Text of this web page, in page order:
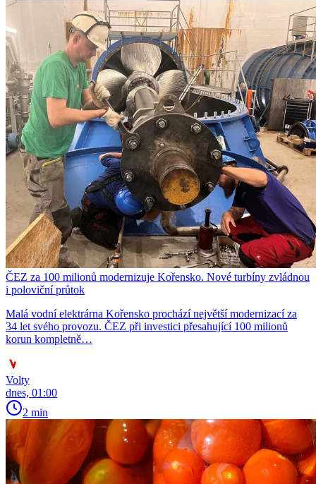
ČEZ za 100 milionů modernizuje Kořensko. Nové turbíny zvládnou
i poloviční průtok
Malá vodní elektrárna Kořensko prochází největší modernizací za
34 let svého provozu. ČEZ při investici přesahující 100 milionů
korun kompletně…
Volty
dnes, 01:00
2 min